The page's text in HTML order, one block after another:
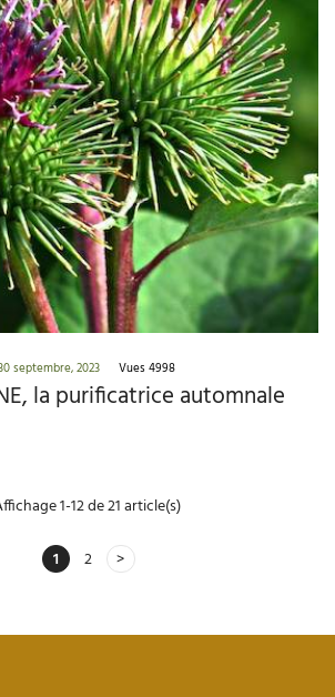
septembre, 2023 Vues 4998
la purificatrice automnale
1-12 de 21 article(s)
1 2